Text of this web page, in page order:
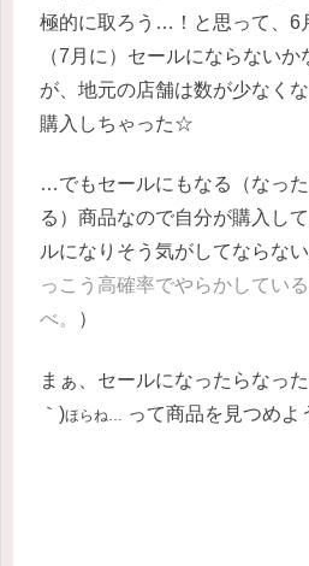
極的に取ろう…！と思って、6
（7月に）セールにならない
が、地元の店舗は数が少なく
購入しちゃった☆
…でもセールにもなる（なっ
る）商品なので自分が購入し
ルになりそう気がしてならな
っこう高確率でやらかしてい
べ。
）
まぁ、セールになったらなっ
｀)ほらね… って商品を見つめよ